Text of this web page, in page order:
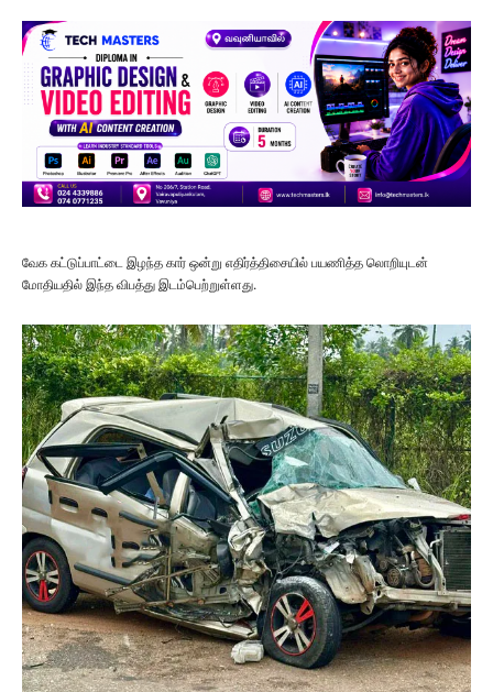
வேக கட்டுப்பாட்டை இழந்த கார் ஒன்று எதிர்த்திசையில் பயணித்த லொறியுடன்
மோதியதில் இந்த விபத்து இடம்பெற்றுள்ளது.